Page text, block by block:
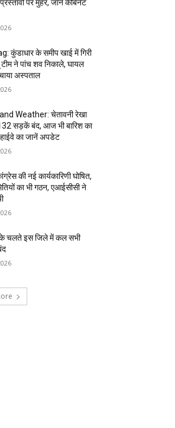
पर मुहर, जानें कैबिनेट
कुंडाधार के समीप खाई में गिरी
ने पांच शव निकाले, घायल
अस्पताल
Weather: चेतावनी रेखा
सड़कें बंद, आज भी बारिश का
का जानें अपडेट
की नई कार्यकारिणी घोषित,
का भी गठन, एआईसीसी ने
के चलते इस जिले में कल सभी